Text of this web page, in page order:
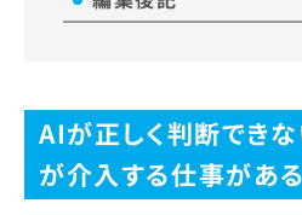
AIが正しく判断できな
が介入する仕事がある